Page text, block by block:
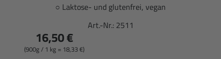
○ Laktose- und glutenfrei, vegan
Art.-Nr.: 2511
16,50 €
(900g / 1 kg = 18,33 €)